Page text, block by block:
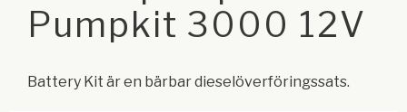
Pumpkit 3000 12V
Battery Kit är en bärbar dieselöverföringssats.